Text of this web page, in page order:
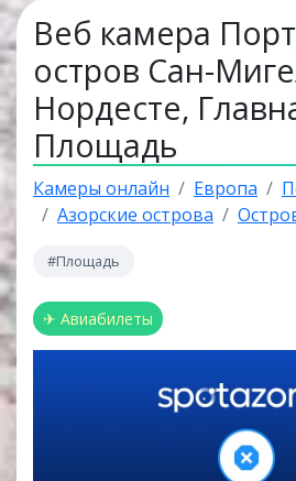
Веб камера
остров Сан-
Нордесте,
Площадь
Камеры онлайн Европа
Азорские острова
#Площадь
✈ Авиабилеты